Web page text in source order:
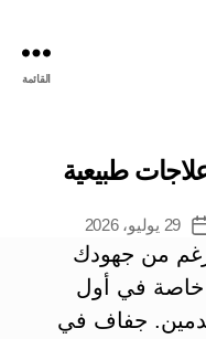
القائمة
طبيعية
تاريخ
المقالة
29 يوليو، 2026
من جهودك
خاصة في أول
جفاف في